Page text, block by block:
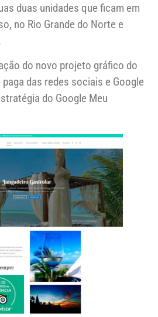
duas unidades que ficam em
no Rio Grande do Norte e
do novo projeto gráfico do
das redes sociais e Google
do Google Meu